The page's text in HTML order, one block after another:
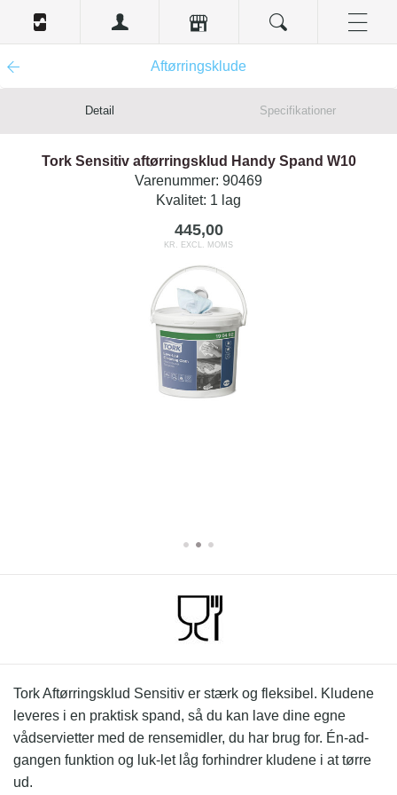
Aftørringsklude
Detail Specifikationer
Tork Sensitiv aftørringsklud Handy Spand W10
Varenummer: 90469
Kvalitet: 1 lag
445,00
KR. EXCL. MOMS
Tork Aftørringsklud Sensitiv er stærk og fleksibel. Kludene
leveres i en praktisk spand, så du kan lave dine egne
vådservietter med de rensemidler, du har brug for. Én-ad-
gangen funktion og luk-let låg forhindrer kludene i at tørre
ud.